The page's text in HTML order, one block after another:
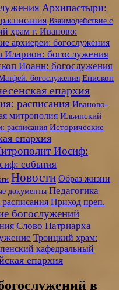
Архипастыри:
Взаимодействие с
храм г. Иваново:
архиереи: богослужения
Иларион: богослужения
Иоанн: богослужения
богослужения Епископ
епархия
расписания Иваново-
митрополия Ильинский
расписания Исторические
епархия
Иосиф:
события
Новости Образ жизни
документы Педагогика
Приход преп.
богослужений
Слово Патриарха
Троицкий храм:
кафедральный
епархия
в